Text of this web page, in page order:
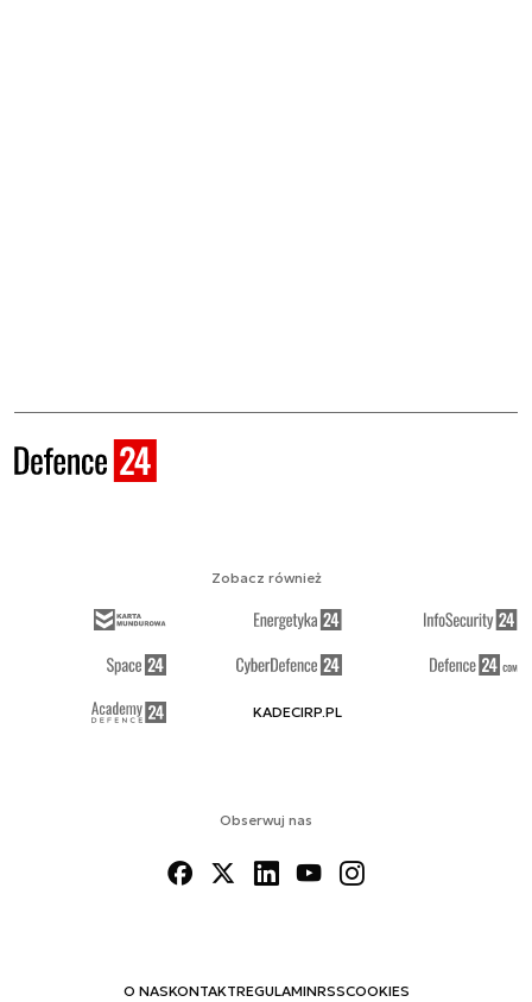
Obserwuj nas
O NASKONTAKTREGULAMINRSSCOOKIES
Zobacz również
KADECIRP.PL